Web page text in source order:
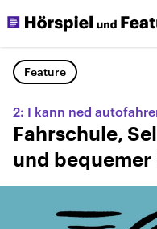
Feature
2: I kann ned
Fahrschule,
und bequemer